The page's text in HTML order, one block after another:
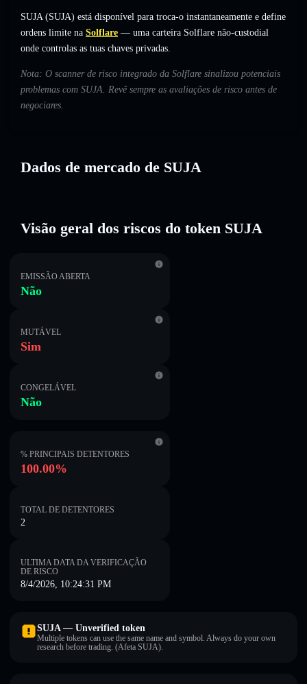
SUJA (SUJA) está disponível para troca-o instantaneamente e define
ordens limite na Solflare — uma carteira Solflare não-custodial
onde controlas as tuas chaves privadas.
Nota: O scanner de risco integrado da Solflare sinalizou potenciais
problemas com SUJA. Revê sempre as avaliações de risco antes de
negociares.
Dados de mercado de SUJA
Visão geral dos riscos do token SUJA
EMISSÃO ABERTA
Não
MUTÁVEL
Sim
CONGELÁVEL
Não
% PRINCIPAIS DETENTORES
100.00%
TOTAL DE DETENTORES
2
ULTIMA DATA DA VERIFICAÇÃO
DE RISCO
8/4/2026, 10:24:31 PM
SUJA — Unverified token
Multiple tokens can use the same name and symbol. Always do your own
research before trading. (Afeta SUJA).